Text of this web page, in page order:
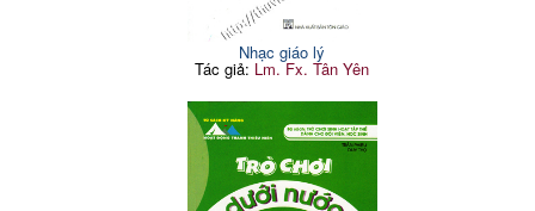
Nhạc giáo lý
Tác giả: Lm. Fx. Tân Yên